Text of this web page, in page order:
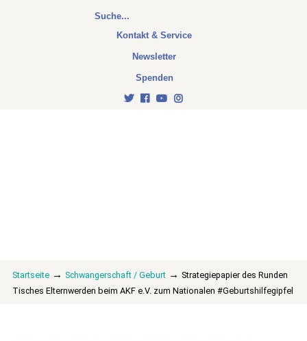
Kontakt & Service
Newsletter
Spenden
Startseite → Schwangerschaft / Geburt → Strategiepapier des Runden
Tisches Elternwerden beim AKF e.V. zum Nationalen #Geburtshilfegipfel